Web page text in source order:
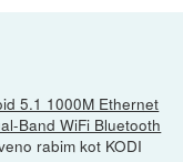
5.1 1000M Ethernet
Band WiFi Bluetooth
rabim kot KODI